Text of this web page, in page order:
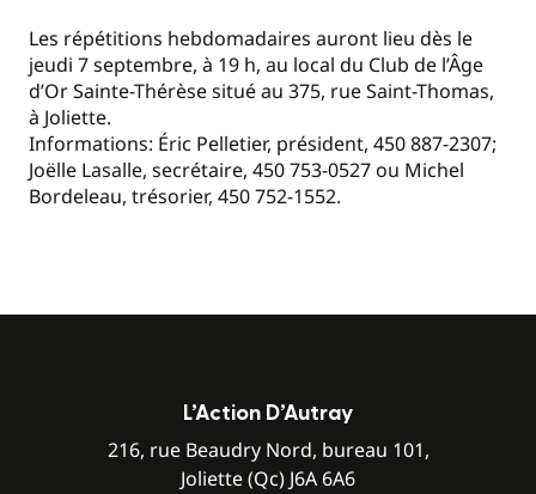
Les répétitions hebdomadaires auront lieu dès le
jeudi 7 septembre, à 19 h, au local du Club de l’Âge
d’Or Sainte-Thérèse situé au 375, rue Saint-Thomas,
à Joliette.
Informations: Éric Pelletier, président, 450 887-2307;
Joëlle Lasalle, secrétaire, 450 753-0527 ou Michel
Bordeleau, trésorier, 450 752-1552.
L’Action D’Autray
216, rue Beaudry Nord, bureau 101,
Joliette (Qc) J6A 6A6